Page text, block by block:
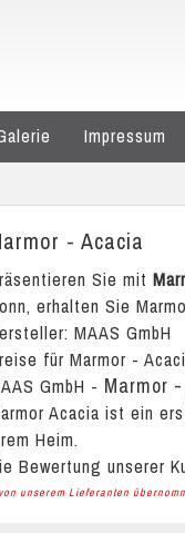
Impressum
- Acacia
Sie mit
erhalten Sie
MAAS GmbH
für Marmor -
GmbH - Marmor
Acacia ist ein
Heim.
Bewertung unserer
unserem Lieferanten